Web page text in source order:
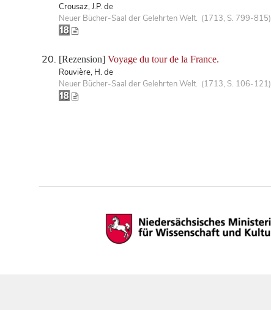
Crousaz, J.P. de
Neuer Bücher-Saal der Gelehrten Welt. (1713, S. 799-815)
[Rezension] Voyage du tour de la France.
Rouvière, H. de
Neuer Bücher-Saal der Gelehrten Welt. (1713, S. 106-121)